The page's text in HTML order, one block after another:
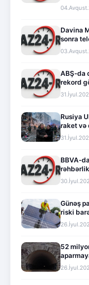
Davina
sonra
ABŞ-da
rekord
Rusiya
raket və
BBVA-
Günəş
riski
52